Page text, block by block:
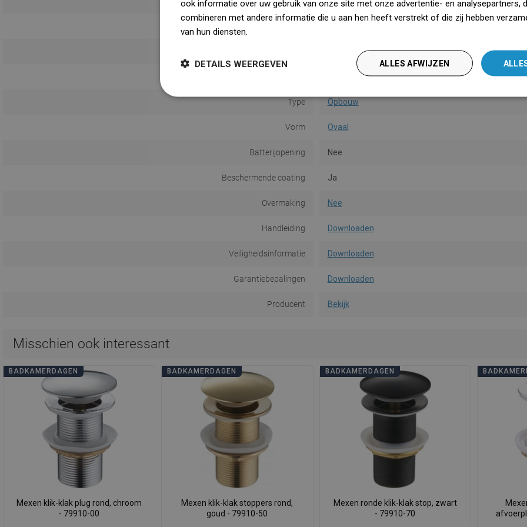
Keramiek
Type Opbouw
Vorm Ovaal
Batterijopening Nee
Beschermende coating Ja
Overmaking Nee
Handleiding Downloaden
Veiligheidsinformatie Downloaden
Garantiebepalingen Downloaden
Producent Bekijk
Misschien ook interessant
BADKAMERDAGEN
Mexen klik-klak plug rond, chroom
- 79910-00
BADKAMERDAGEN
Mexen klik-klak stoppers rond,
goud - 79910-50
BADKAMERDAGEN
Mexen ronde klik-klak stop, zwart
- 79910-70
ook informatie over uw gebruik van onze site met onze advertentie- en analysepartners,
combineren met andere informatie die u aan hen heeft verstrekt of die zij hebben
van hun diensten.
ALLES AFWIJZEN
DETAILS WEERGEVEN